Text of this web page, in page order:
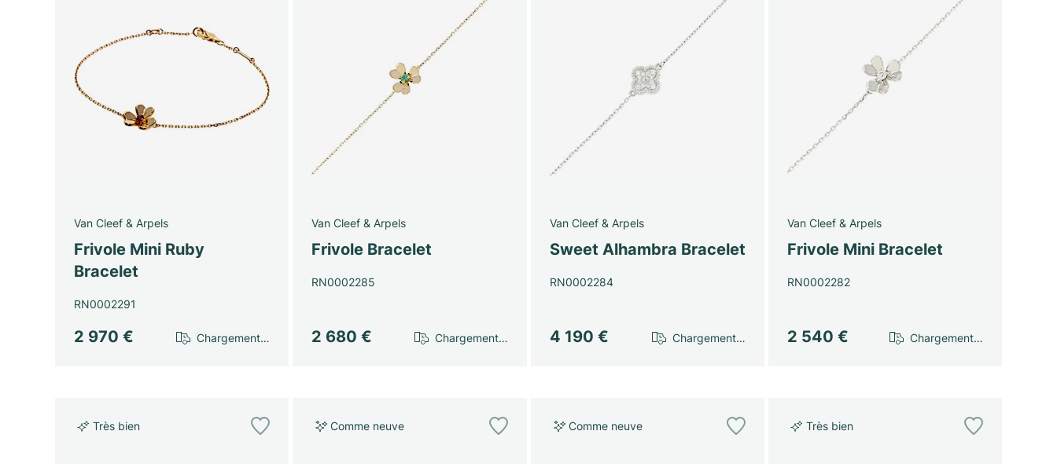
Van Cleef & Arpels
Frivole Mini Ruby
Bracelet
RN0002291
2 970 € Chargement…
Van Cleef & Arpels
Frivole Bracelet
RN0002285
2 680 € Chargement…
Van Cleef & Arpels
Sweet Alhambra Bracelet
RN0002284
4 190 € Chargement…
Van Cleef & Arpels
Frivole Mini Bracelet
RN0002282
2 540 € Chargement…
Très bien Comme neuve Comme neuve Très bien